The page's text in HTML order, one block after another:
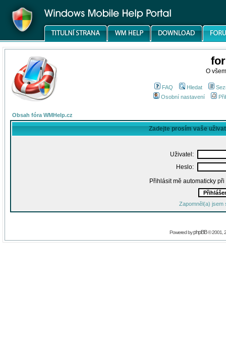
O
FAQ Hledat
Osobní nastavení
Obsah fóra WMHelp.cz
Zadejte prosím vaše
Uživatel:
Heslo:
Přihlásit mě automaticky
Zapomněl(a) jsem
Powered byphpBB© 2001,